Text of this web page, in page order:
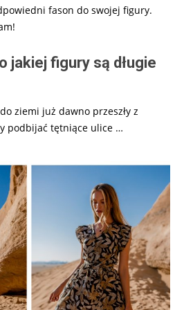
fason do swojej figury.
jakiej figury są długie
ziemi już dawno przeszły z
podbijać tętniące ulice …